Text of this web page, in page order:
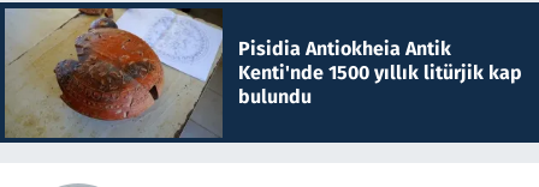
Pisidia Antiokheia Antik
Kenti'nde 1500 yıllık litürjik kap
bulundu